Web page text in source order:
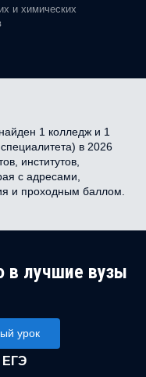
и химических
1 колледж и 1
в 2026
институтов,
с адресами,
и проходным баллом.
в лучшие вузы
урок
ЕГЭ